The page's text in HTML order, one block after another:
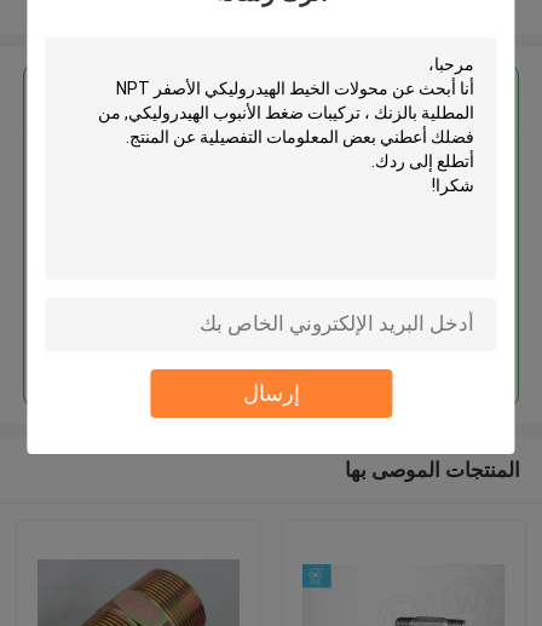
إرسال
احصل على افضل سعر ل
المنتجات الموصى بها